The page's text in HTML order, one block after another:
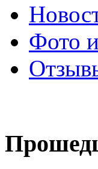
Фото